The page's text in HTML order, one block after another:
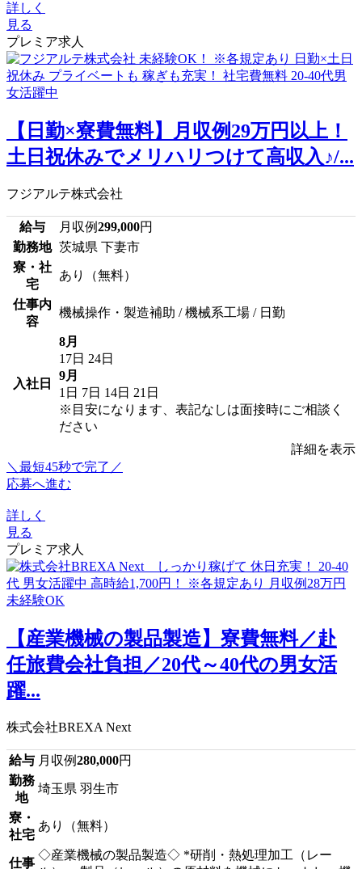
詳しく
見る
プレミア求人
【日勤×寮費無料】月収例29万円以上！
土日祝休みでメリハリつけて高収入♪/...
フジアルテ株式会社
給与 月収例299,000円
勤務地 茨城県 下妻市
寮・社
宅
あり（無料）
仕事内
容
機械操作・製造補助 / 機械系工場 / 日勤
入社日
8月
17日 24日
9月
1日 7日 14日 21日
※目安になります、表記なしは面接時にご相談く
ださい
詳細を表示
＼最短45秒で完了／
応募へ進む
詳しく
見る
プレミア求人
【産業機械の製品製造】寮費無料／赴
任旅費会社負担／20代～40代の男女活
躍...
株式会社BREXA Next
給与 月収例280,000円
勤務
地
埼玉県 羽生市
寮・
社宅
あり（無料）
仕事
◇産業機械の製品製造◇ *研削・熱処理加工（レー